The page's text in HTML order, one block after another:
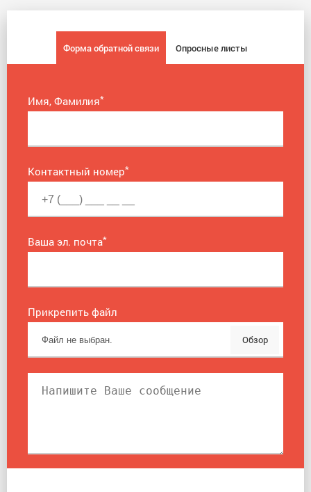
Форма обратной связи Опросные листы
Имя, Фамилия*
Контактный номер*
Ваша эл. почта*
Прикрепить файл
Обзор